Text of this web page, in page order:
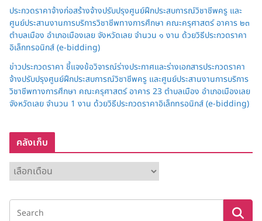
ประกวดราคาจ้างก่อสร้างจ้างปรับปรุงศูนย์ฝึกประสบการณ์วิชาชีพครู และ
ศูนย์ประสานงานการบริการวิชาชีพทางการศึกษา คณะครุศาสตร์ อาคาร ๒๓
ตำบลเมือง อำเภอเมืองเลย จังหวัดเลย จำนวน ๑ งาน ด้วยวิธีประกวดราคา
อิเล็กทรอนิกส์ (e-bidding)
ข่าวประกวดราคา ชี้แจงข้อวิจารณ์ร่างประกาศและร่างเอกสารประกวดราคา
จ้างปรับปรุงศูนย์ฝึกประสบการณ์วิชาชีพครู และศูนย์ประสานงานการบริการ
วิชาชีพทางการศึกษา คณะครุศาสตร์ อาคาร 23 ตำบลเมือง อำเภอเมืองเลย
จังหวัดเลย จำนวน 1 งาน ด้วยวิธีประกวดราคาอิเล็กทรอนิกส์ (e-bidding)
คลังเก็บ
ลั
ง